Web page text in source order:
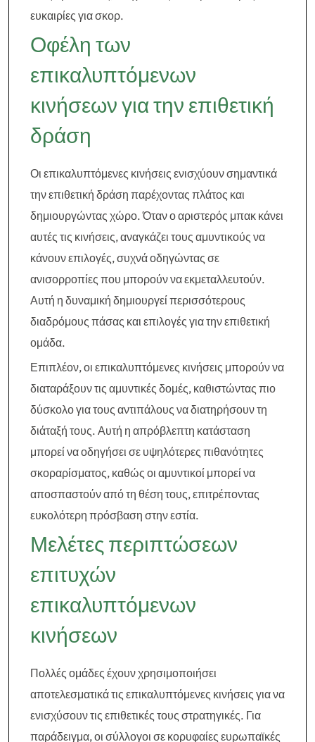
ευκαιρίες για σκορ.
Οφέλη των
επικαλυπτόμενων
κινήσεων για την επιθετική
δράση
Οι επικαλυπτόμενες κινήσεις ενισχύουν σημαντικά
την επιθετική δράση παρέχοντας πλάτος και
δημιουργώντας χώρο. Όταν ο αριστερός μπακ κάνει
αυτές τις κινήσεις, αναγκάζει τους αμυντικούς να
κάνουν επιλογές, συχνά οδηγώντας σε
ανισορροπίες που μπορούν να εκμεταλλευτούν.
Αυτή η δυναμική δημιουργεί περισσότερους
διαδρόμους πάσας και επιλογές για την επιθετική
ομάδα.
Επιπλέον, οι επικαλυπτόμενες κινήσεις μπορούν να
διαταράξουν τις αμυντικές δομές, καθιστώντας πιο
δύσκολο για τους αντιπάλους να διατηρήσουν τη
διάταξή τους. Αυτή η απρόβλεπτη κατάσταση
μπορεί να οδηγήσει σε υψηλότερες πιθανότητες
σκοραρίσματος, καθώς οι αμυντικοί μπορεί να
αποσπαστούν από τη θέση τους, επιτρέποντας
ευκολότερη πρόσβαση στην εστία.
Μελέτες περιπτώσεων
επιτυχών
επικαλυπτόμενων
κινήσεων
Πολλές ομάδες έχουν χρησιμοποιήσει
αποτελεσματικά τις επικαλυπτόμενες κινήσεις για να
ενισχύσουν τις επιθετικές τους στρατηγικές. Για
παράδειγμα, οι σύλλογοι σε κορυφαίες ευρωπαϊκές